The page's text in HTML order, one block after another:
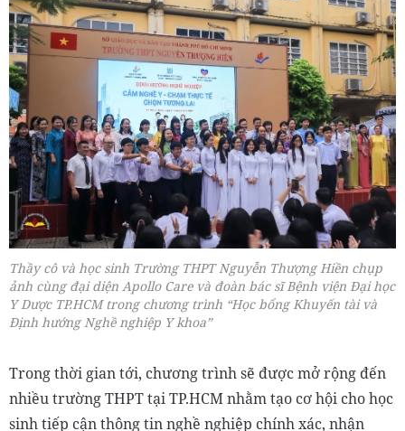
Thầy cô và học sinh Trường THPT Nguyễn Thượng Hiền chụp
ảnh cùng đại diện Apollo Care và đoàn bác sĩ Bệnh viện Đại học
Y Dược TP.HCM trong chương trình “Học bổng Khuyến tài và
Định hướng Nghề nghiệp Y khoa”
Trong thời gian tới, chương trình sẽ được mở rộng đến
nhiều trường THPT tại TP.HCM nhằm tạo cơ hội cho học
sinh tiếp cận thông tin nghề nghiệp chính xác, nhận